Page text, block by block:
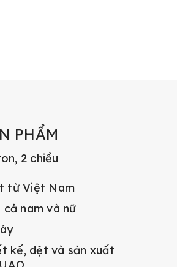
PHẨM
2 chiều
từ Việt Nam
cả nam và nữ
kế, dệt và sản xuất